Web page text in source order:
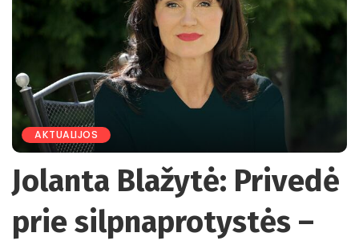
AKTUALIJOS
Jolanta Blažytė: Privedė
prie silpnaprotystės –